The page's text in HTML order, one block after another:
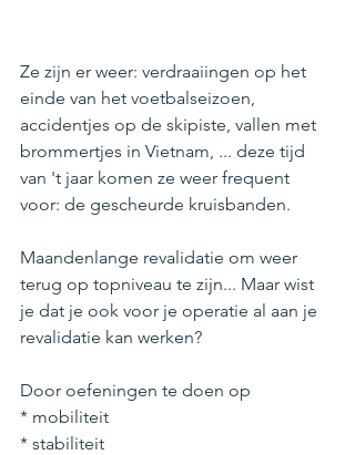
Ze zijn er weer: verdraaiingen op het
einde van het voetbalseizoen,
accidentjes op de skipiste, vallen met
brommertjes in Vietnam, ... deze tijd
van 't jaar komen ze weer frequent
voor: de gescheurde kruisbanden.
Maandenlange revalidatie om weer
terug op topniveau te zijn... Maar wist
je dat je ook voor je operatie al aan je
revalidatie kan werken?
Door oefeningen te doen op
* mobiliteit
* stabiliteit